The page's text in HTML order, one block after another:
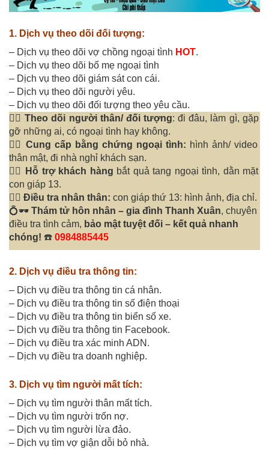
1. Dịch vụ theo dõi đối tượng:
– Dịch vụ theo dõi vợ chồng ngoại tình HOT.
– Dịch vụ theo dõi bố mẹ ngoại tình
– Dịch vụ theo dõi giám sát con cái.
– Dịch vụ theo dõi người yêu.
– Dịch vụ theo dõi đối tượng theo yêu cầu.
🕵️‍♂️Theo dõi người thân/ đối tượng: đi đâu, làm gì, gặp
gỡ những ai, có ngoại tình hay không.
🕵️‍♂️ Cung cấp bằng chứng ngoại tình: hình ảnh/ video
thân mật, đi nhà nghỉ khách sạn.
🕵️‍♂️ Hỗ trợ khách hàng bắt quả tang ngoại tình, dằn mặt
con giáp 13.
🕵️‍♂️ Điều tra nhân thân: con giáp thứ 13: hình ảnh, địa chỉ.
💍🕶️ Thám tử hôn nhân – gia đình Thanh Xuân, chuyên
điều tra tình cảm, bảo mật tuyệt đối – kết quả nhanh
chóng! ☎️ 0984885445
2. Dịch vụ điều tra thông tin:
– Dịch vụ điều tra thông tin cá nhân.
– Dịch vụ điều tra thông tin số điện thoại
– Dịch vụ điều tra thông tin biển số xe.
– Dịch vụ điều tra thông tin Facebook.
– Dịch vụ điều tra xác minh ADN.
– Dịch vụ điều tra doanh nghiệp.
3. Dịch vụ tìm người mất tích:
– Dịch vụ tìm người thân mất tích.
– Dịch vụ tìm người trốn nợ.
– Dịch vụ tìm người lừa đảo.
– Dịch vụ tìm vợ giận dỗi bỏ nhà.